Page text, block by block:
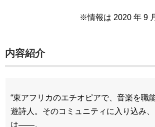
※情報は 2020 年 9
内容紹介
“東アフリカのエチオピアで、音楽を職
遊詩人。そのコミュニティに入り込み
は――。